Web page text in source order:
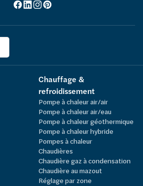
Chauffage &
refroidissement
Pompe à chaleur air/air
Pompe à chaleur air/eau
Pompe à chaleur géothermique
Pompe à chaleur hybride
Pompes à chaleur
Chaudières
Chaudière gaz à condensation
Chaudière au mazout
Réglage par zone